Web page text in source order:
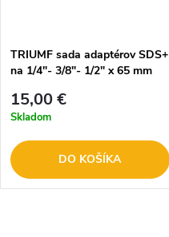
TRIUMF sada adaptérov SDS+
na 1/4"- 3/8"- 1/2" x 65 mm
15,00 €
Skladom
DO KOŠÍKA